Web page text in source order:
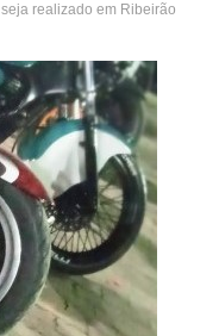
realizado em Ribeirão